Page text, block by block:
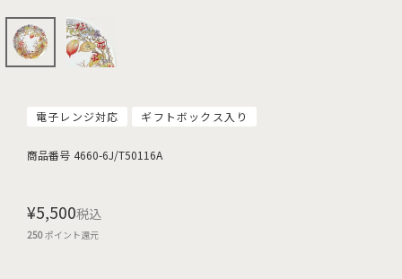
電子レンジ対応 ギフトボックス入り
商品番号 4660-6J/T50116A
¥5,500税込
250ポイント還元